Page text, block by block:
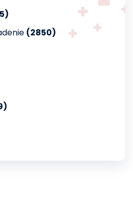
(2850)